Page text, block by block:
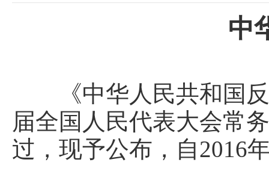
中
《中华人民共和国反
届全国人民代表大会常
过，现予公布，自2016